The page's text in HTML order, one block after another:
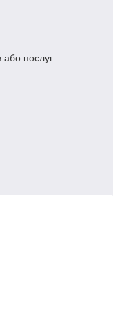
або послуг